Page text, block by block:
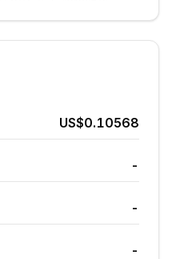
US$0.10568
-
-
-